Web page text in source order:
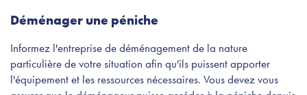
Déménager une péniche
Informez l'entreprise de déménagement de la nature
particulière de votre situation afin qu'ils puissent apporter
l'équipement et les ressources nécessaires. Vous devez vous